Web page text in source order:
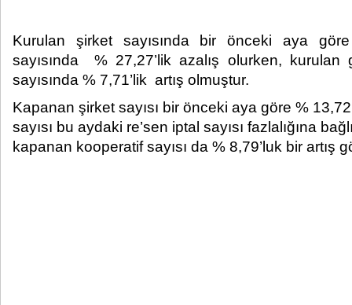
Kurulan şirket sayısında bir önceki aya
sayısında % 27,27’lik azalış olurken,
sayısında % 7,71’lik artış olmuştur.​ ​
Kapanan şirket sayısı bir önceki aya göre %
sayısı bu aydaki re’sen iptal sayısı fazlalığına
kapanan kooperatif sayısı da % 8,79’luk bir artış